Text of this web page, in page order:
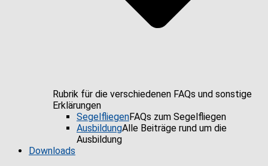
Rubrik für die verschiedenen FAQs und sonstige
Erklärungen
SegelfliegenFAQs zum Segelfliegen
AusbildungAlle Beiträge rund um die
Ausbildung
Downloads